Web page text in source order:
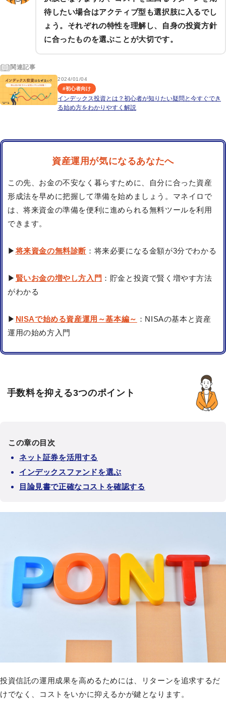
待したい場合はアクティブ型も選択肢に入るでし
ょう。それぞれの特性を理解し、自身の投資方針
に合ったものを選ぶことが大切です。
関連記事
2024/01/04
#初心者向け
インデックス投資とは？初心者が知りたい疑問と今すぐでき
る始め方をわかりやすく解説
資産運用が気になるあなたへ
この先、お金の不安なく暮らすために、自分に合った資産
形成法を早めに把握して準備を始めましょう。マネイロで
は、将来資金の準備を便利に進められる無料ツールを利用
できます。
▶将来資金の無料診断 ：将来必要になる金額が3分でわかる
▶ 賢いお金の増やし方入門 ：貯金と投資で賢く増やす方法
がわかる
▶ NISAで始める資産運用～基本編～ ：NISAの基本と資産
運用の始め方入門
手数料を抑える3つのポイント
この章の目次
ネット証券を活用する
インデックスファンドを選ぶ
目論見書で正確なコストを確認する
投資信託の運用成果を高めるためには、リターンを追求するだ
けでなく、コストをいかに抑えるかが鍵となります。